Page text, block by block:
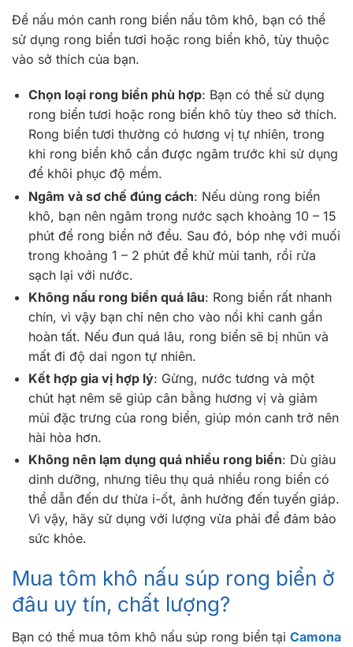
Để nấu món canh rong biển nấu tôm khô, bạn có thể
sử dụng rong biển tươi hoặc rong biển khô, tùy thuộc
vào sở thích của bạn.
Chọn loại rong biển phù hợp: Bạn có thể sử dụng
rong biển tươi hoặc rong biển khô tùy theo sở thích.
Rong biển tươi thường có hương vị tự nhiên, trong
khi rong biển khô cần được ngâm trước khi sử dụng
để khôi phục độ mềm.
Ngâm và sơ chế đúng cách: Nếu dùng rong biển
khô, bạn nên ngâm trong nước sạch khoảng 10 – 15
phút để rong biển nở đều. Sau đó, bóp nhẹ với muối
trong khoảng 1 – 2 phút để khử mùi tanh, rồi rửa
sạch lại với nước.
Không nấu rong biển quá lâu: Rong biển rất nhanh
chín, vì vậy bạn chỉ nên cho vào nồi khi canh gần
hoàn tất. Nếu đun quá lâu, rong biển sẽ bị nhũn và
mất đi độ dai ngon tự nhiên.
Kết hợp gia vị hợp lý: Gừng, nước tương và một
chút hạt nêm sẽ giúp cân bằng hương vị và giảm
mùi đặc trưng của rong biển, giúp món canh trở nên
hài hòa hơn.
Không nên lạm dụng quá nhiều rong biển: Dù giàu
dinh dưỡng, nhưng tiêu thụ quá nhiều rong biển có
thể dẫn đến dư thừa i-ốt, ảnh hưởng đến tuyến giáp.
Vì vậy, hãy sử dụng với lượng vừa phải để đảm bảo
sức khỏe.
Mua tôm khô nấu súp rong biển ở
đâu uy tín, chất lượng?
Bạn có thể mua tôm khô nấu súp rong biển tại Camona